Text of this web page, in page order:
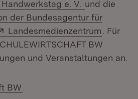
e. V. (Öffnet in
und die
der Bundesagentur für
Fenster)
Extern:
Landesmedienzentrum (Öffnet
. Für
BW
und Veranstaltungen an.
BW